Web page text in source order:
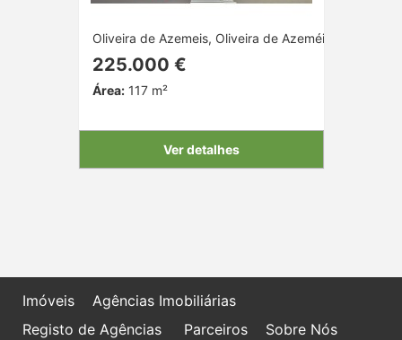
Oliveira de Azemeis, Oliveira de Azeméis, Aveiro
225.000 €
Área:117 m²
Ver detalhes
Imóveis
Agências Imobiliárias
Registo de Agências
Parceiros Sobre Nós